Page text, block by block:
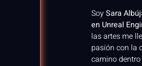
SoySara
en Unreal
las artes me
pasión con la
camino